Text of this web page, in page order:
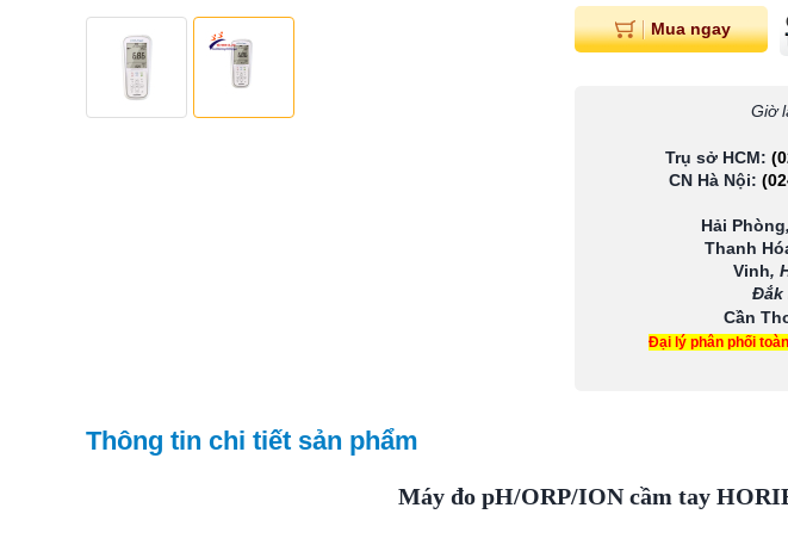
Mua ngay
Giờ
Trụ sở HCM:
CN Hà Nội:
Hải Phòng
Thanh
Vinh,
Đắk
Cần
Đại lý phân phối
Thông tin chi tiết sản phẩm
Máy đo pH/ORP/ION cầm tay